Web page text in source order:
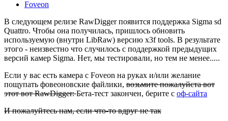
Foveon
В следующем релизе RawDigger появится поддержка Sigma sd
Quattro. Чтобы она получилась, пришлось обновить
используемую (внутри LibRaw) версию x3f tools. В результате
этого - неизвестно что случилось с поддержкой предыдущих
версий камер Sigma. Нет, мы тестировали, но тем не менее.....
Если у вас есть камера с Foveon на руках и/или желание
пощупать фовеоновские файлики, возьмите пожалуйста вот
этот вот RawDigger:Бета-тест закончен, берите с оф-сайта
И пожалуйтесь нам, если что-то вдруг не так